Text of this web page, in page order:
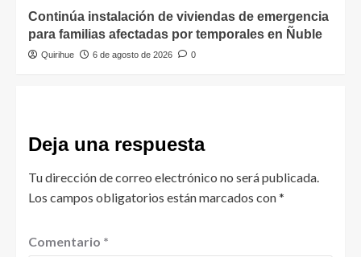
Continúa instalación de viviendas de emergencia
para familias afectadas por temporales en Ñuble
Quirihue 6 de agosto de 2026 0
Deja una respuesta
Tu dirección de correo electrónico no será publicada.
Los campos obligatorios están marcados con*
Comentario *